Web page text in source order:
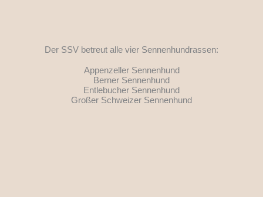
Der SSV betreut alle vier Sennenhundrassen:
Appenzeller Sennenhund
Berner Sennenhund
Entlebucher Sennenhund
Großer Schweizer Sennenhund